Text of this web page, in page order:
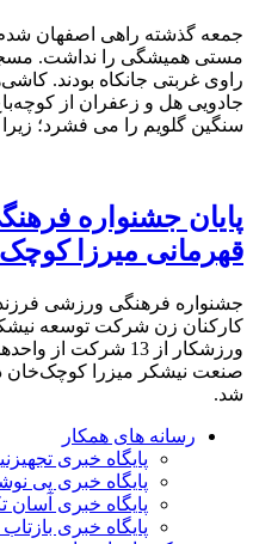
جمعه گذشته راهی اصفهان
مستی همیشگی را نداشت. مسجد
راوی غربتی جانکاه بودند.
جادویی هل و زعفران از
سنگین گلویم را می فشرد؛
پایان جشنواره
قهرمانی میرزا
جشنواره فرهنگی ورزشی
ورزشکار از 13
صنعت نیشکر میزرا کوچک‌خان
شد.
رسانه های همکار
پایگاه خبری
پایگاه خبری پی
پایگاه خبری آسان
پایگاه خبری